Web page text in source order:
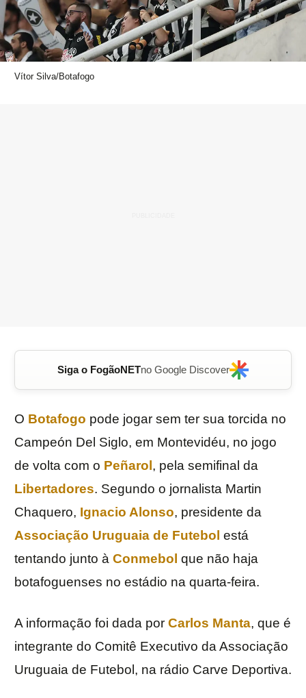
Vítor Silva/Botafogo
Siga o FogãoNETno Google Discover
O Botafogo pode jogar sem ter sua torcida no
Campeón Del Siglo, em Montevidéu, no jogo
de volta com o Peñarol , pela semifinal da
Libertadores. Segundo o jornalista Martin
Chaquero, Ignacio Alonso, presidente da
Associação Uruguaia de Futebol está
tentando junto à Conmebol que não haja
botafoguenses no estádio na quarta-feira.
A informação foi dada por Carlos Manta, que é
integrante do Comitê Executivo da Associação
Uruguaia de Futebol, na rádio Carve Deportiva.